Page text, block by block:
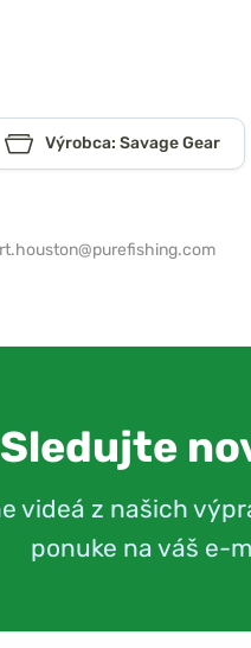
Výrobca: Savage Gear
Sledujte
videá z našich
ponuke na váš e-